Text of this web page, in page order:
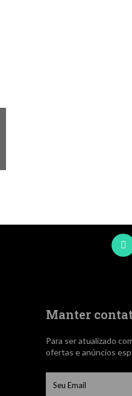
Manter
Para ser atualizado
ofertas e anúncios